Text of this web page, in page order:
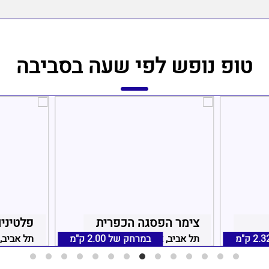
טופ נופש לפי שעה בסביבה
תל
צימר הפסגה הכפרית
תל אביב, אזור תל אביב
במרחק של2.00 ק"מ ק"מ